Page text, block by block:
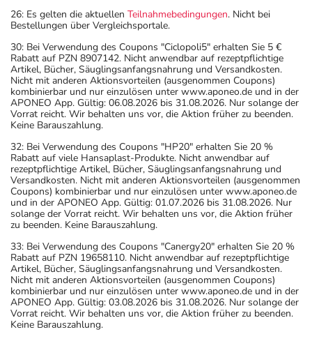
26: Es gelten die aktuellen Teilnahmebedingungen. Nicht bei
Bestellungen über Vergleichsportale.
30: Bei Verwendung des Coupons "Ciclopoli5" erhalten Sie 5 €
Rabatt auf PZN 8907142. Nicht anwendbar auf rezeptpflichtige
Artikel, Bücher, Säuglingsanfangsnahrung und Versandkosten.
Nicht mit anderen Aktionsvorteilen (ausgenommen Coupons)
kombinierbar und nur einzulösen unter www.aponeo.de und in der
APONEO App. Gültig: 06.08.2026 bis 31.08.2026. Nur solange der
Vorrat reicht. Wir behalten uns vor, die Aktion früher zu beenden.
Keine Barauszahlung.
32: Bei Verwendung des Coupons "HP20" erhalten Sie 20 %
Rabatt auf viele Hansaplast-Produkte. Nicht anwendbar auf
rezeptpflichtige Artikel, Bücher, Säuglingsanfangsnahrung und
Versandkosten. Nicht mit anderen Aktionsvorteilen (ausgenommen
Coupons) kombinierbar und nur einzulösen unter www.aponeo.de
und in der APONEO App. Gültig: 01.07.2026 bis 31.08.2026. Nur
solange der Vorrat reicht. Wir behalten uns vor, die Aktion früher
zu beenden. Keine Barauszahlung.
33: Bei Verwendung des Coupons "Canergy20" erhalten Sie 20 %
Rabatt auf PZN 19658110. Nicht anwendbar auf rezeptpflichtige
Artikel, Bücher, Säuglingsanfangsnahrung und Versandkosten.
Nicht mit anderen Aktionsvorteilen (ausgenommen Coupons)
kombinierbar und nur einzulösen unter www.aponeo.de und in der
APONEO App. Gültig: 03.08.2026 bis 31.08.2026. Nur solange der
Vorrat reicht. Wir behalten uns vor, die Aktion früher zu beenden.
Keine Barauszahlung.